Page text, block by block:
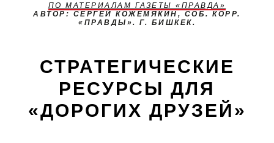
ПО МАТЕРИАЛАМ ГАЗЕТЫ «ПРАВДА»
АВТОР: СЕРГЕЙ КОЖЕМЯКИН, СОБ. КОРР.
«ПРАВДЫ». Г. БИШКЕК.
СТРАТЕГИЧЕСКИЕ
РЕСУРСЫ ДЛЯ
«ДОРОГИХ ДРУЗЕЙ»